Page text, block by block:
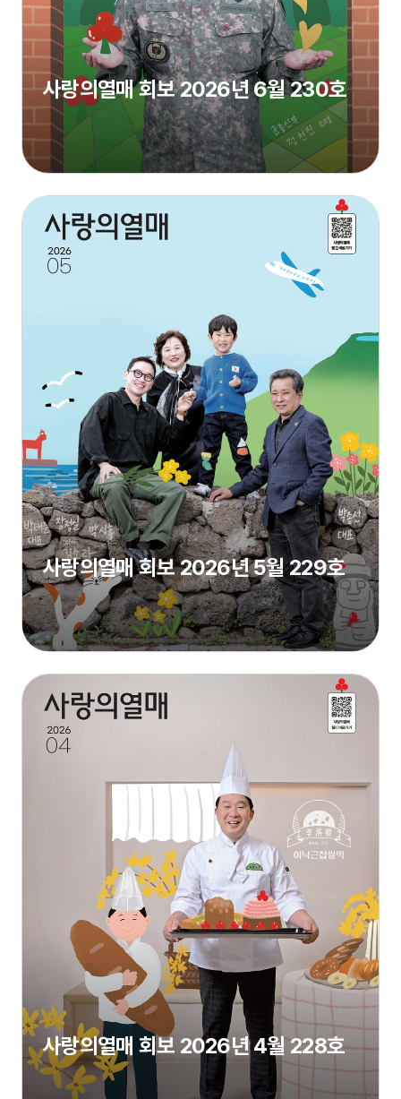
사랑의열매 회보 2026년 6월 230호
사랑의열매 회보 2026년 5월 229호
사랑의열매 회보 2026년 4월 228호